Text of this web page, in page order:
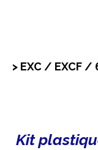
> EXC / EXCF /
Kit